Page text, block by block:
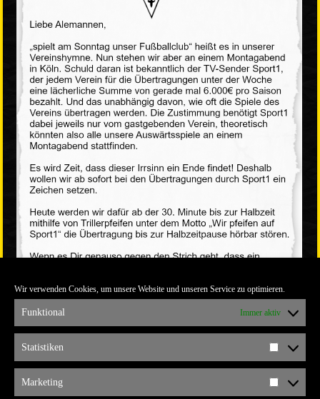
Wir verwenden Cookies, um unsere Website und unseren Service zu optimieren.
Funktional Immer aktiv
Statistiken
Marketing